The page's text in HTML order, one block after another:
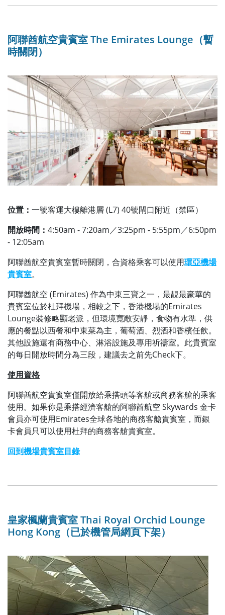
阿聯酋航空貴賓室 The Emirates Lounge（暫
時關閉）
位置： 一號客運大樓離港層 (L7) 40號閘口附近（禁區）
開放時間： 4:50am - 7:20am／3:25pm - 5:55pm／6:50pm
- 12:05am
阿聯酋航空貴賓室暫時關閉，合資格乘客可以使用環亞機場
貴賓室。
阿聯酋航空 (Emirates) 作為中東三寶之一，最靚最豪華的
貴賓室位於杜拜機場，相較之下，香港機場的Emirates
Lounge裝修略顯老派，但環境寬敞安靜，食物有水準，供
應的餐點以西餐和中東菜為主，葡萄酒、烈酒和香檳任飲。
其他設施還有商務中心、淋浴設施及專用祈禱室。此貴賓室
的每日開放時間分為三段，建議去之前先Check下。
使用資格
阿聯酋航空貴賓室僅開放給乘搭頭等客艙或商務客艙的乘客
使用。如果你是乘搭經濟客艙的阿聯酋航空 Skywards 金卡
會員亦可使用Emirates全球各地的商務客艙貴賓室，而銀
卡會員只可以使用杜拜的商務客艙貴賓室。
回到機場貴賓室目錄
皇家楓蘭貴賓室 Thai Royal Orchid Lounge
Hong Kong（已於機管局網頁下架）